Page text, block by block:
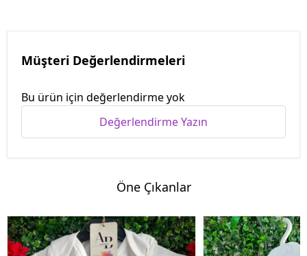
Müşteri Değerlendirmeleri
Bu ürün için değerlendirme yok
Değerlendirme Yazın
Öne Çıkanlar